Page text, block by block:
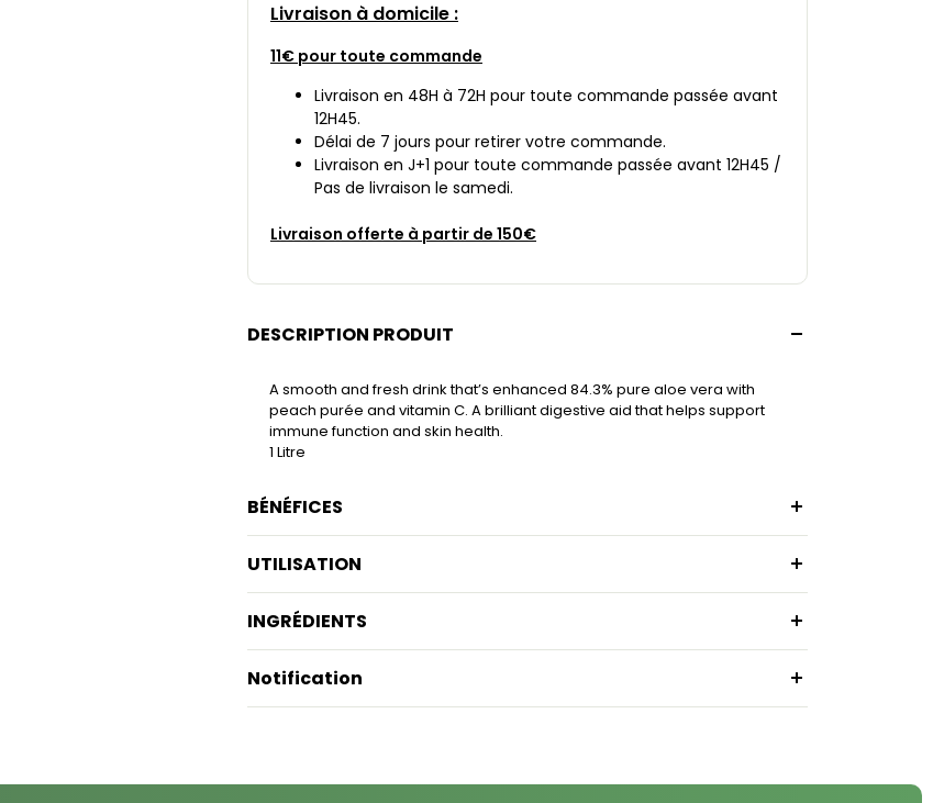
Livraison à domicile :
11€ pour toute commande
Livraison en 48H à 72H pour toute commande passée avant
12H45.
Délai de 7 jours pour retirer votre commande.
Livraison en J+1 pour toute commande passée avant 12H45 /
Pas de livraison le samedi.
Livraison offerte à partir de 150€
DESCRIPTION PRODUIT
A smooth and fresh drink that’s enhanced 84.3% pure aloe vera with
peach purée and vitamin C. A brilliant digestive aid that helps support
immune function and skin health.
1 Litre
BÉNÉFICES
UTILISATION
INGRÉDIENTS
Notification